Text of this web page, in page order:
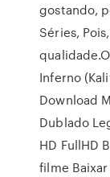
gostando,
Séries,
Inferno
Download
Dublado
HD FullHD
filme